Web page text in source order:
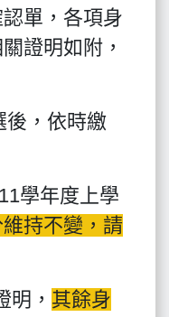
單，各項身
證明如附，
，依時繳
學年度上學
持不變，請
， 其餘身